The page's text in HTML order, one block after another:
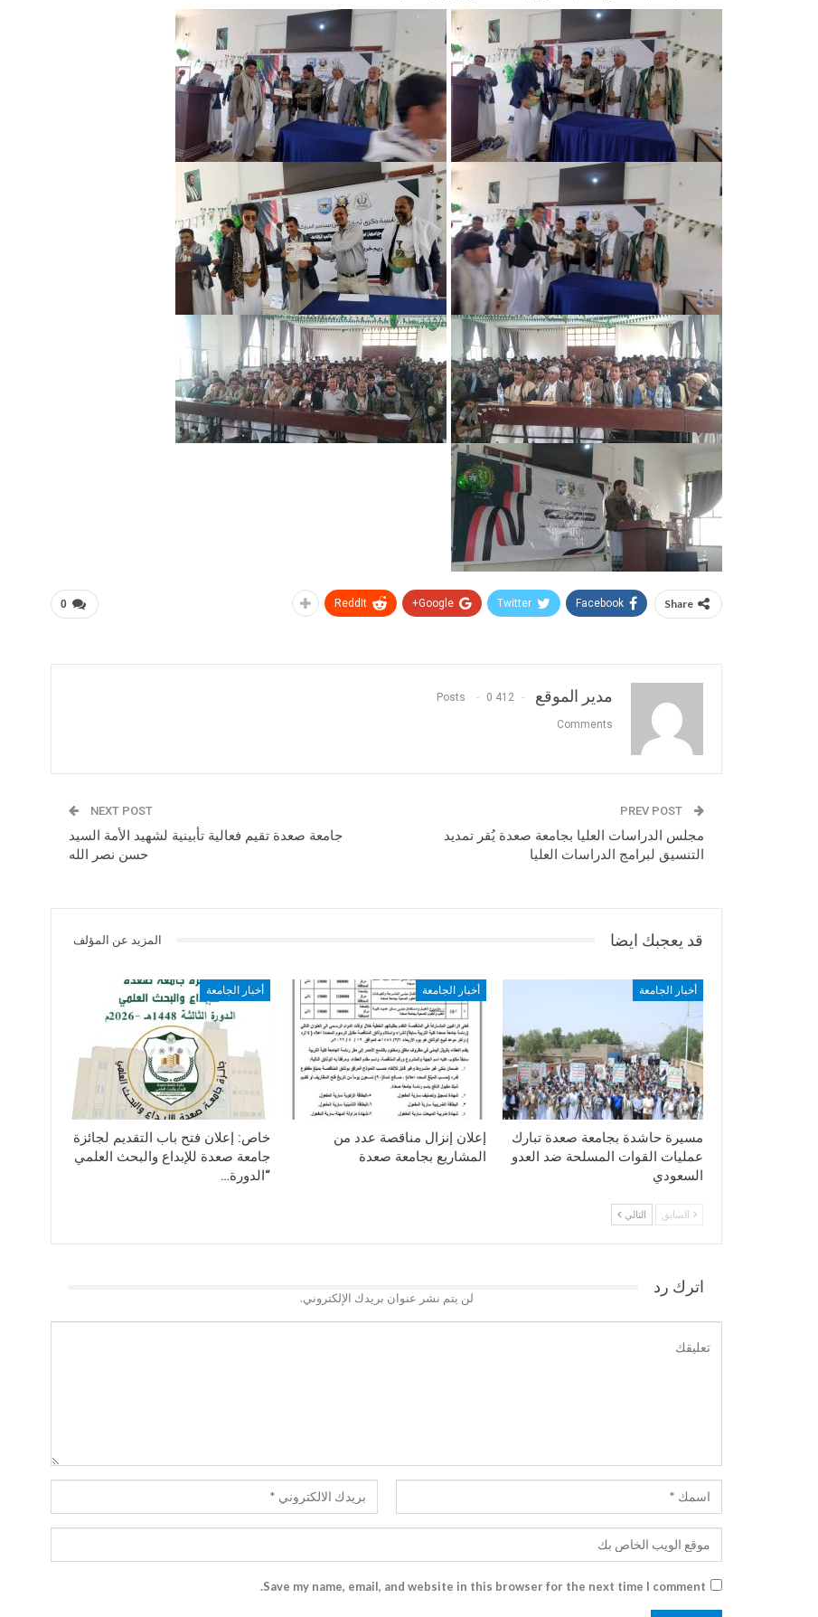
0 Share
Facebook
Twitter
Google+
ReddIt
مدير الموقع 412 Posts
0
Comments
مجلس الدراسات العليا بجامعة صعدة يُقر تمديد
التنسيق لبرامج الدراسات العليا
NEXT POST
جامعة صعدة تقيم فعالية تأبينية لشهيد الأمة السيد
حسن نصر الله
قد يعجبك ايضا المزيد عن المؤلف
أخبار الجامعة
مسيرة حاشدة بجامعة صعدة تبارك
عمليات القوات المسلحة ضد العدو
السعودي
أخبار الجامعة
إعلان إنزال مناقصة عدد من
المشاريع بجامعة صعدة
أخبار الجامعة
خاص: إعلان فتح باب التقديم لجائزة
جامعة صعدة للإبداع والبحث العلمي
“الدورة…
السابق التالي
اترك رد
لن يتم نشر عنوان بريدك الإلكتروني.
Save my name, email, and website in this browser for the next time I comment.